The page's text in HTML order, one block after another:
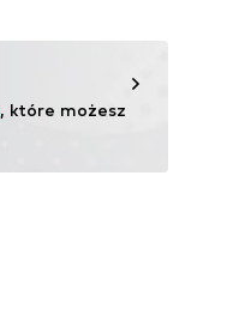
tak
, które możesz